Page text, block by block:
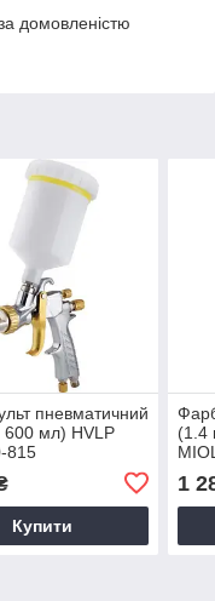
домовленістю
пневматичний
мл) HVLP
815
Купити
(1.4
1